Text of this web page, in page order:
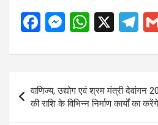
F
ce
b
o
o
M
se
n
g
er
W
at
A
p
X
T
e
gr
a
m
navigation
वाणिज्य, उद्योग एवं श्रम मंत्री देवांगन
की राशि के विभिन्न निर्माण कार्यों का